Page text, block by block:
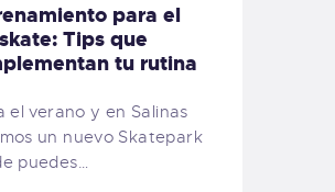
para el
Tips que
tu rutina
el verano y en Salinas
un nuevo Skatepark
puedes…